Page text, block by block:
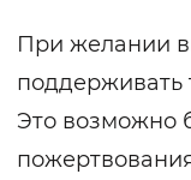
При желании
поддерживать
Это возможно